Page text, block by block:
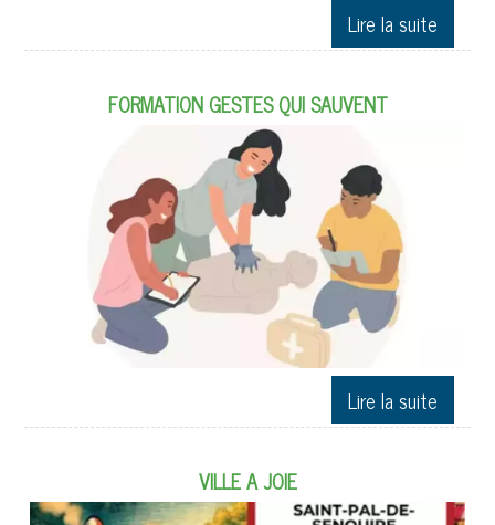
FORMATION GESTES QUI SAUVENT
VILLE A JOIE